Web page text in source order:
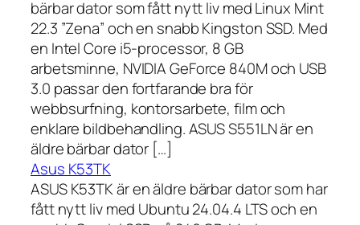
bärbar dator som fått nytt liv med Linux Mint
22.3 ”Zena” och en snabb Kingston SSD. Med
en Intel Core i5-processor, 8 GB
arbetsminne, NVIDIA GeForce 840M och USB
3.0 passar den fortfarande bra för
webbsurfning, kontorsarbete, film och
enklare bildbehandling. ASUS S551LN är en
äldre bärbar dator […]
Asus K53TK
ASUS K53TK är en äldre bärbar dator som har
fått nytt liv med Ubuntu 24.04.4 LTS och en